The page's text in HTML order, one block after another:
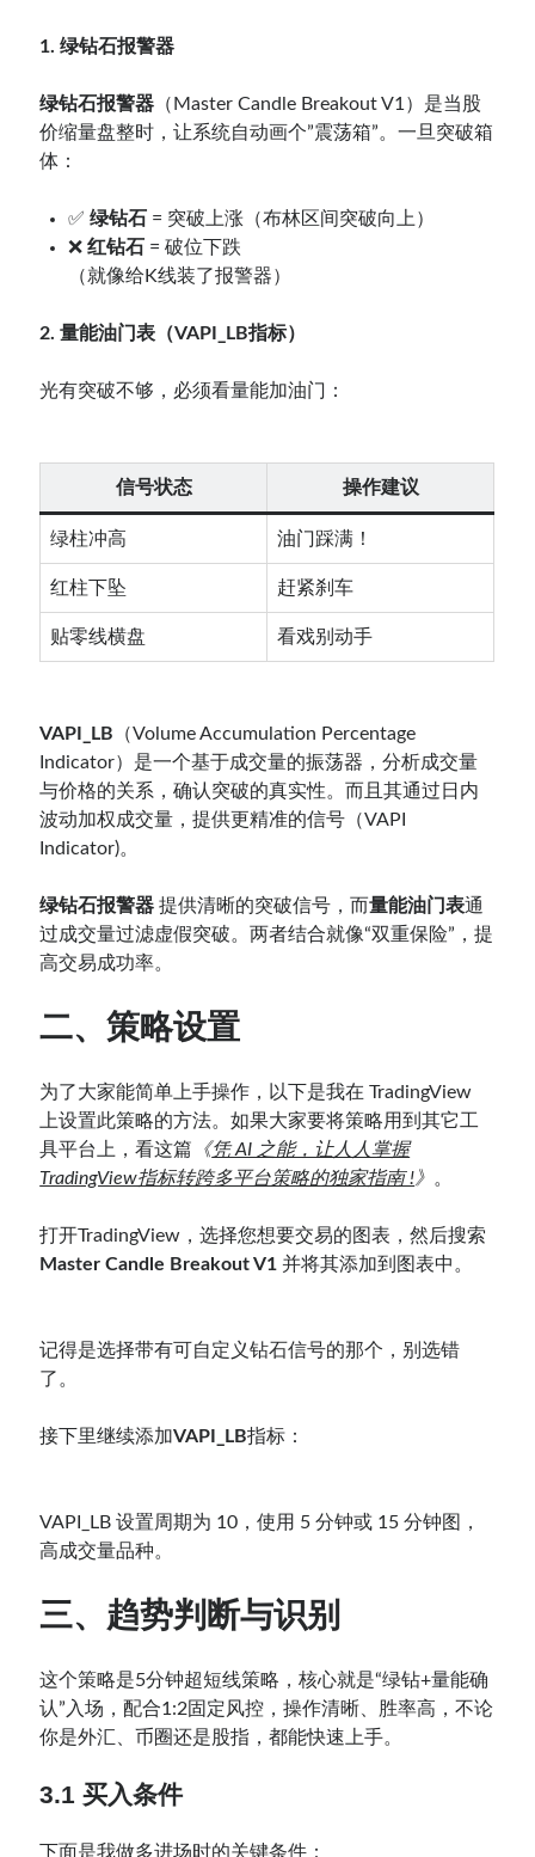
网站备案号：鄂ICP备2024064768号
1.绿钻石报警器
绿钻石报警器 （Master Candle Breakout V1）是当股
价缩量盘整时，让系统自动画个”震荡箱”。一旦突破箱
体：
✅绿钻石 = 突破上涨（布林区间突破向上）
❌红钻石 = 破位下跌
（就像给K线装了报警器）
2. 量能油门表（VAPI_LB指标）
光有突破不够，必须看量能加油门：
信号状态 操作建议
绿柱冲高 油门踩满！
红柱下坠 赶紧刹车
贴零线横盘 看戏别动手
VAPI_LB （Volume Accumulation Percentage
Indicator）是一个基于成交量的振荡器，分析成交量
与价格的关系，确认突破的真实性。而且其通过日内
波动加权成交量，提供更精准的信号（VAPI
Indicator)。
绿钻石报警器 提供清晰的突破信号，而量能油门表通
过成交量过滤虚假突破。两者结合就像“双重保险”，提
高交易成功率。
二、策略设置
为了大家能简单上手操作，以下是我在 TradingView
上设置此策略的方法。如果大家要将策略用到其它工
具平台上，看这篇 《凭 AI 之能，让人人掌握
TradingView指标转跨多平台策略的独家指南 !》 。
打开TradingView，选择您想要交易的图表，然后搜索
Master Candle Breakout V1 并将其添加到图表中。
记得是选择带有可自定义钻石信号的那个，别选错
了。
接下里继续添加VAPI_LB指标：
VAPI_LB 设置周期为 10，使用 5 分钟或 15 分钟图，
高成交量品种。
三、趋势判断与识别
这个策略是5分钟超短线策略，核心就是“绿钻+量能确
认”入场，配合1:2固定风控，操作清晰、胜率高，不论
你是外汇、币圈还是股指，都能快速上手。
3.1 买入条件
下面是我做多进场时的关键条件：